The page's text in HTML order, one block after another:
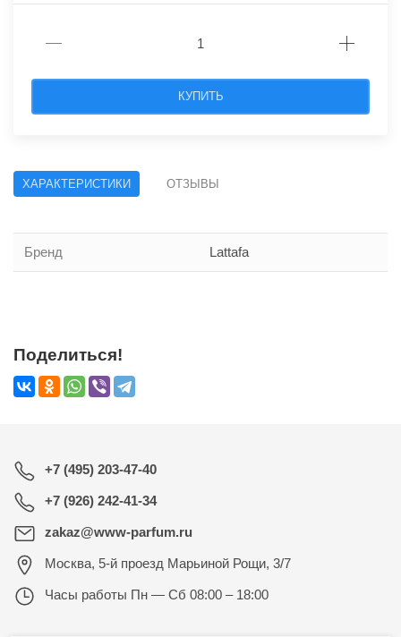
КУПИТЬ
ХАРАКТЕРИСТИКИ ОТЗЫВЫ
Бренд Lattafa
Поделиться!
+7 (495) 203-47-40
+7 (926) 242-41-34
zakaz@www-parfum.ru
Москва, 5-й проезд Марьиной Рощи, 3/7
Часы работы Пн — Сб 08:00 – 18:00